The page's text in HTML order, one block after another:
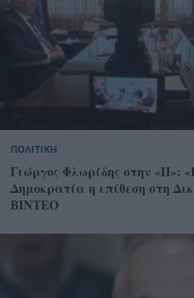
ΠΟΛΙΤΙΚΗ
Γιώργος Φλωρίδης στην «Π»:
Δημοκρατία η επίθεση στη
ΒΙΝΤΕΟ